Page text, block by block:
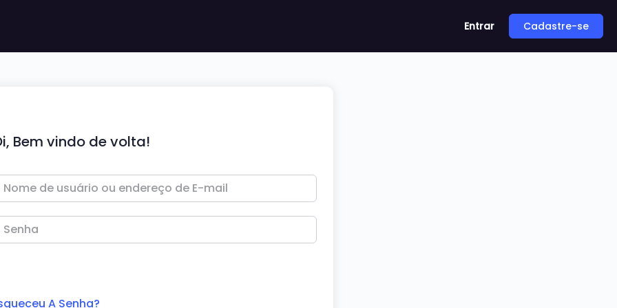
Entrar Cadastre-se
Bem vindo de volta!
A Senha?